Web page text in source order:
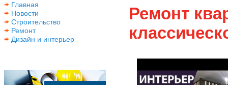
Главная
Новости
Строительство
Ремонт
Дизайн и интерьер
Ремонт